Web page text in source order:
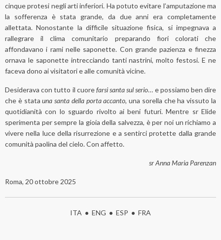
cinque protesi negli arti inferiori. Ha potuto evitare l’amputazione ma
la sofferenza è stata grande, da due anni era completamente
allettata. Nonostante la difficile situazione fisica, si impegnava a
rallegrare il clima comunitario preparando fiori colorati che
affondavano i rami nelle saponette. Con grande pazienza e finezza
ornava le saponette intrecciando tanti nastrini, molto festosi. E ne
faceva dono ai visitatori e alle comunità vicine.
Desiderava con tutto il cuorefarsi santa sul serio… e possiamo ben dire
che è statauna santa della porta accanto, una sorella che ha vissuto la
quotidianità con lo sguardo rivolto ai beni futuri. Mentre sr Elide
sperimenta per sempre la gioia della salvezza, è per noi un richiamo a
vivere nella luce della risurrezione e a sentirci protette dalla grande
comunità paolina del cielo. Con affetto.
sr Anna Maria Parenzan
Roma, 20 ottobre 2025
ITA • ENG • ESP • FRA